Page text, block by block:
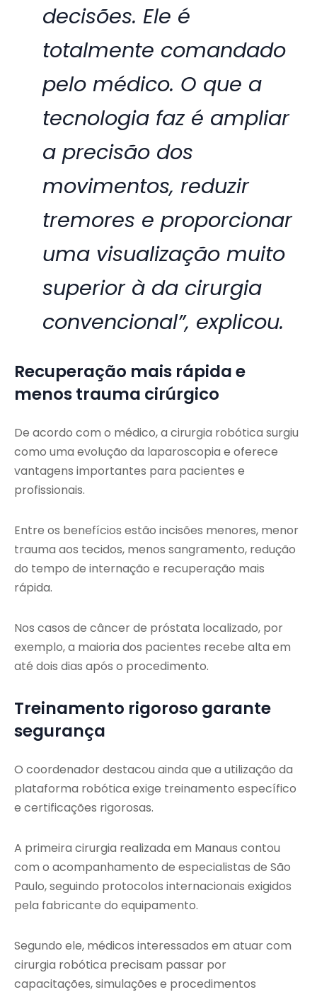
decisões. Ele é
totalmente comandado
pelo médico. O que a
tecnologia faz é ampliar
a precisão dos
movimentos, reduzir
tremores e proporcionar
uma visualização muito
superior à da cirurgia
convencional”, explicou.
Recuperação mais rápida e
menos trauma cirúrgico
De acordo com o médico, a cirurgia robótica surgiu
como uma evolução da laparoscopia e oferece
vantagens importantes para pacientes e
profissionais.
Entre os benefícios estão incisões menores, menor
trauma aos tecidos, menos sangramento, redução
do tempo de internação e recuperação mais
rápida.
Nos casos de câncer de próstata localizado, por
exemplo, a maioria dos pacientes recebe alta em
até dois dias após o procedimento.
Treinamento rigoroso garante
segurança
O coordenador destacou ainda que a utilização da
plataforma robótica exige treinamento específico
e certificações rigorosas.
A primeira cirurgia realizada em Manaus contou
com o acompanhamento de especialistas de São
Paulo, seguindo protocolos internacionais exigidos
pela fabricante do equipamento.
Segundo ele, médicos interessados em atuar com
cirurgia robótica precisam passar por
capacitações, simulações e procedimentos